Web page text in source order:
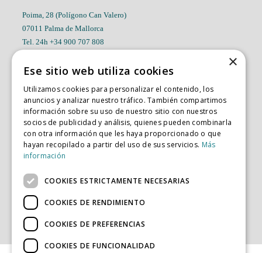
Poima, 28 (Polígono Can Valero)
07011 Palma de Mallorca
Tel. 24h +34 900 707 808
pedidosvera@cialvera.es
ÚLTIMAS NOTICIAS
Moussaka Griega
Rollitos de solomillo de ternera rellenos de foie y salsa de setas
SÍGUENOS
×
Ese sitio web utiliza cookies
Utilizamos cookies para personalizar el contenido, los
anuncios y analizar nuestro tráfico. También compartimos
información sobre su uso de nuestro sitio con nuestros
socios de publicidad y análisis, quienes pueden combinarla
con otra información que les haya proporcionado o que
hayan recopilado a partir del uso de sus servicios. Más
información
COOKIES ESTRICTAMENTE NECESARIAS
COOKIES DE RENDIMIENTO
COOKIES DE PREFERENCIAS
COOKIES DE FUNCIONALIDAD